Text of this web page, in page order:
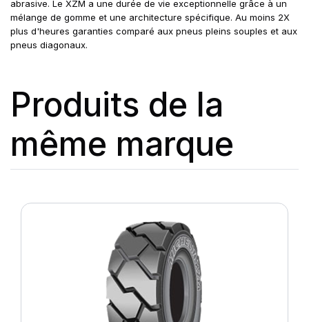
abrasive. Le XZM a une durée de vie exceptionnelle grâce à un
mélange de gomme et une architecture spécifique. Au moins 2X
plus d'heures garanties comparé aux pneus pleins souples et aux
pneus diagonaux.
Produits de la
même marque